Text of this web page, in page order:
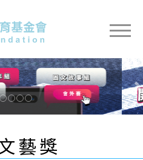
Next
藝獎